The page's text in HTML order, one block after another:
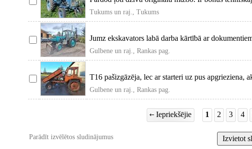
Tukums un raj., Tukums
Jumz ekskavators labā darba kārtībā ar
Gulbene un raj., Rankas pag.
T16 pašizgāzēja, lec ar starteri uz pus apgrieziena,
Gulbene un raj., Rankas pag.
Iepriekšējie 1 2 3 4
Parādīt izvēlētos sludinājumus